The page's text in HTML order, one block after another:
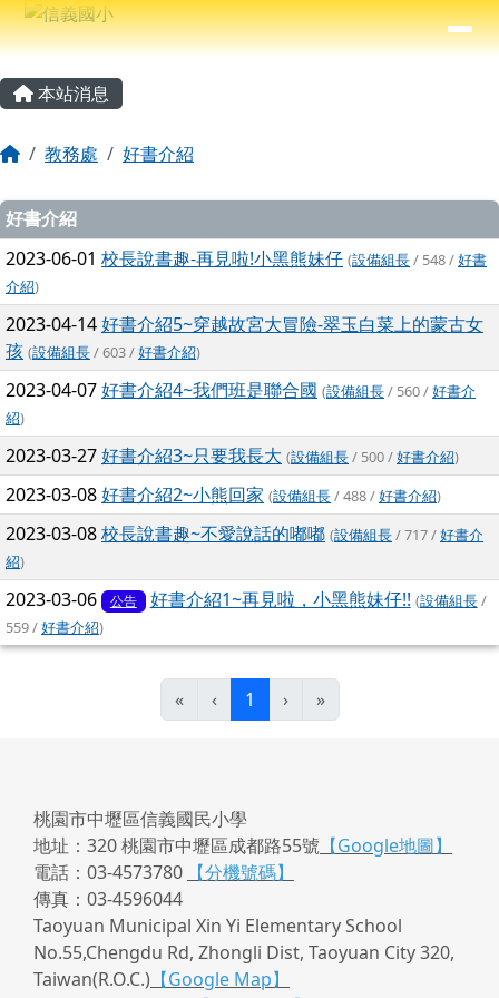
跳至主內容區
信義國小
⏸
導覽列
主內容區域
本站消息
回首頁教務處 好書介紹
文章列表
好書介紹
2023-06-01 校長說書趣-再見啦!小黑熊妹仔 (設備組長/ 548 /好書
介紹)
2023-04-14好書介紹5~穿越故宮大冒險-翠玉白菜上的蒙古女
孩 (設備組長/ 603 /好書介紹)
2023-04-07好書介紹4~我們班是聯合國 (設備組長/ 560 /好書介
紹)
2023-03-27好書介紹3~只要我長大 (設備組長/ 500 /好書介紹)
2023-03-08好書介紹2~小熊回家 (設備組長/ 488 /好書介紹)
2023-03-08校長說書趣~不愛說話的嘟嘟 (設備組長/ 717 /好書介
紹)
2023-03-06 公告 好書介紹1~再見啦，小黑熊妹仔!! (設備組長/
559 /好書介紹)
« ‹ 1 (目前頁次)
› »
頁尾區域
桃園市中壢區信義國民小學
地址：320 桃園市中壢區成都路55號 【Google地圖】
電話：03-4573780
【分機號碼】
傳真：03-4596044
Taoyuan Municipal Xin Yi Elementary School
No.55,Chengdu Rd, Zhongli Dist, Taoyuan City 320,
Taiwan(R.O.C.) 【Google Map】